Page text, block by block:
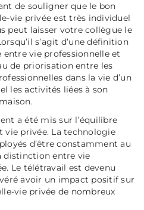
de souligner que le bon
vie privée est très individuel
peut laisser votre collègue le
s’agit d’une définition
vie professionnelle et
de priorisation entre les
dans la vie d’un
les activités liées à son
a été mis sur l’équilibre
vie privée. La technologie
d’être constamment au
distinction entre vie
Le télétravail est devenu
avoir un impact positif sur
vie privée de nombreux